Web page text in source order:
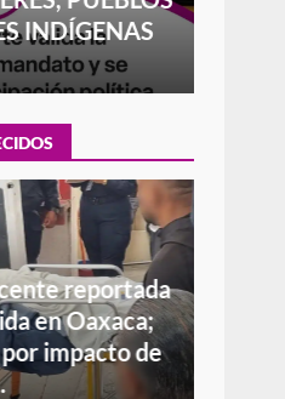
INDÍGENAS
reportada
en Oaxaca;
impacto de